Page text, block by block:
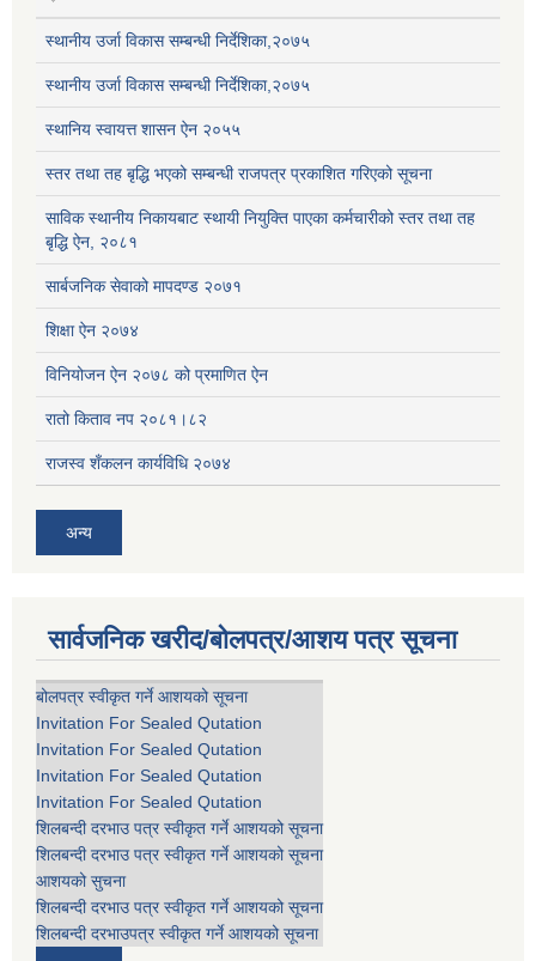
स्थानीय उर्जा विकास सम्बन्धी निर्देशिका,२०७५
स्थानीय उर्जा विकास सम्बन्धी निर्देशिका,२०७५
स्थानिय स्वायत्त शासन ऐन २०५५
स्तर तथा तह बृद्धि भएको सम्बन्धी राजपत्र प्रकाशित गरिएको सूचना
साविक स्थानीय निकायबाट स्थायी नियुक्ति पाएका कर्मचारीको स्तर तथा तह
बृद्धि ऐन, २०८१
सार्बजनिक सेवाको मापदण्ड २०७१
शिक्षा ऐन २०७४
विनियोजन ऐन २०७८ को प्रमाणित ऐन
रातो किताव नप २०८१।८२
राजस्व शँकलन कार्यविधि २०७४
अन्य
सार्वजनिक खरीद/बोलपत्र/आशय पत्र सूचना
बोलपत्र स्वीकृत गर्ने आशयको सूचना
Invitation For Sealed Qutation
Invitation For Sealed Qutation
Invitation For Sealed Qutation
Invitation For Sealed Qutation
शिलबन्दी दरभाउ पत्र स्वीकृत गर्ने आशयको सूचना
शिलबन्दी दरभाउ पत्र स्वीकृत गर्ने आशयको सूचना
आशयको सुचना
शिलबन्दी दरभाउ पत्र स्वीकृत गर्ने आशयको सूचना
शिलबन्दी दरभाउपत्र स्वीकृत गर्ने आशयको सूचना